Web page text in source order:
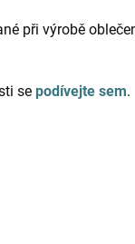
při výrobě
se podívejte sem.